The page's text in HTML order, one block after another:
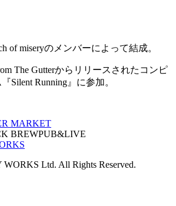
of miseryのメンバーによって結成。
The Gutterからリリースされたコンピ
Silent Running』に参加。
Ltd. All Rights Reserved.